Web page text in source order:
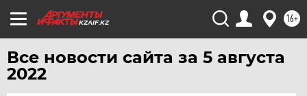
KZAIF.KZ 16+
Все новости сайта за 5 августа
2022